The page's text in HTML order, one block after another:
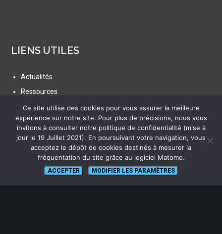
LIENS UTILES
Actualités
Ressources
FAQ
Glossaire
Plan du site
Ce site utilise des cookies pour vous assurer la meilleure
expérience sur notre site. Pour plus de précisions, nous vous
invitons à consulter notre politique de confidentialité (mise à
jour le 19 Juillet 2021). En poursuivant votre navigation, vous
acceptez le dépôt de cookies destinés à mesurer la
fréquentation du site grâce au logiciel Matomo.
ACCEPTER MODIFIER LES PARAMÈTRES